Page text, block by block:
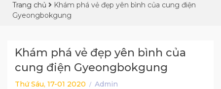
Trang chủ
Khám phá vẻ đẹp yên bình của cung điện
Gyeongbokgung
Khám phá vẻ đẹp yên bình của
cung điện Gyeongbokgung
Thứ Sáu, 17-01 2020 / Admin